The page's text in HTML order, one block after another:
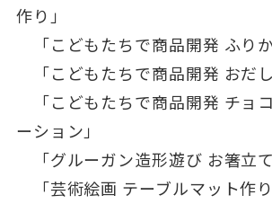
作り」
「こどもたちで商品開発 ふりか
「こどもたちで商品開発 おだし
「こどもたちで商品開発 チョ
ーション」
「グルーガン造形遊び お箸立て
「芸術絵画 テーブルマット作り